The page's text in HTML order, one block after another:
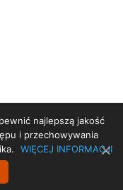
najlepszą jakość
i przechowywania
WIĘCEJ INFORMACJI